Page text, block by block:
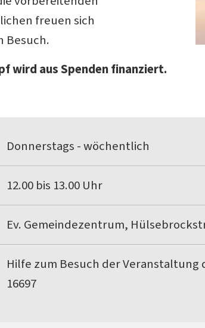
freuen sich
Besuch.
wird aus Spenden finanziert.
Donnerstags - wöchentlich
12.00 bis 13.00 Uhr
Ev. Gemeindezentrum,
Hilfe zum Besuch der Veranstaltung
16697